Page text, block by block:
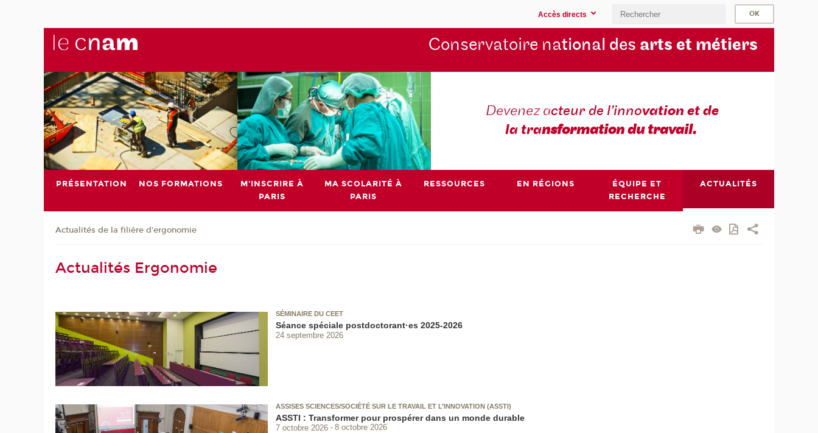
Accès directs
Conservatoire national des arts et métiers
Devenez acteur de l’innovation et de
la transformation du travail.
PRÉSENTATION NOS FORMATIONS
M'INSCRIRE À
PARIS
MA SCOLARITÉ À
PARIS
RESSOURCES EN RÉGIONS
ÉQUIPE ET
RECHERCHE
ACTUALITÉS
Actualités de la filière d'ergonomie
Actualités Ergonomie
SÉMINAIRE DU CEET
Séance spéciale postdoctorant·es 2025-2026
24 septembre 2026
ASSISES SCIENCES/SOCIÉTÉ SUR LE TRAVAIL ET L’INNOVATION (ASSTI)
ASSTI : Transformer pour prospérer dans un monde durable
7 octobre 2026
8 octobre 2026